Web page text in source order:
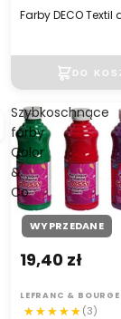
Farby DECO Textil
Szybkoschnące
farby
Color
&
Co
WYPRZEDANE
19,40 zł
LEFRANC &
(3)